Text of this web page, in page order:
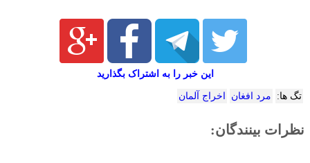
این خبر را به اشتراک بگذارید
تگ ها: مرد افغان اخراج آلمان
نظرات بینندگان: